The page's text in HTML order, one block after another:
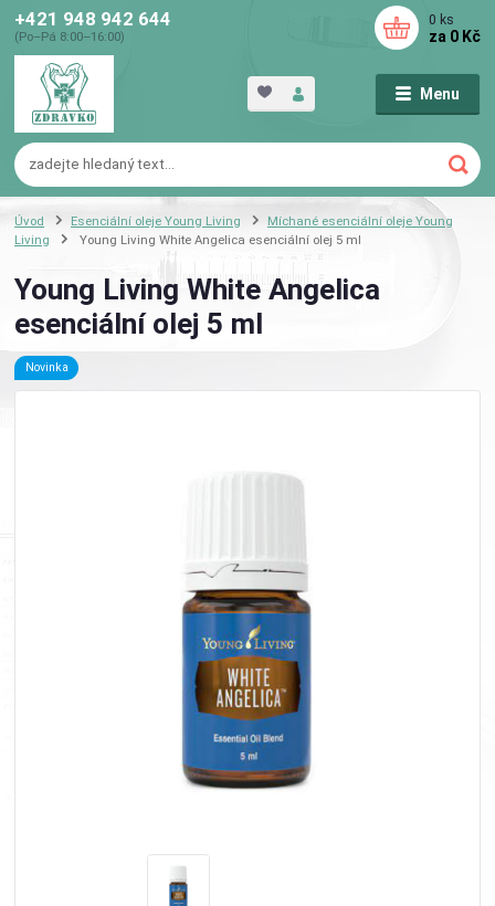
Menu
+421 948 942 644
(Po–Pá 8:00–16:00)
0 ks
za 0 Kč
Úvod Esenciální oleje Young Living
Míchané esenciální oleje Young
Living
Young Living White Angelica esenciální olej 5 ml
Young Living White Angelica
esenciální olej 5 ml
Novinka